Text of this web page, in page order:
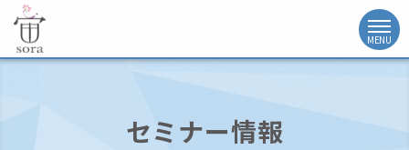
セミナー情報